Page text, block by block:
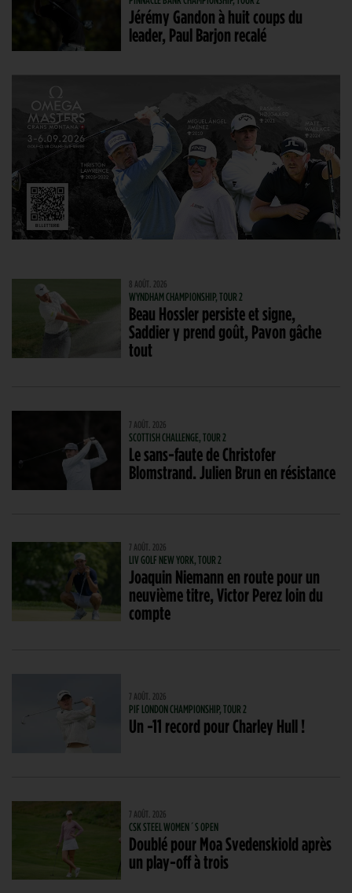
Jérémy Gandon à huit coups du
leader, Paul Barjon recalé
8 AOÛT. 2026
WYNDHAM CHAMPIONSHIP, TOUR 2
Beau Hossler persiste et signe,
Saddier y prend goût, Pavon gâche
tout
7 AOÛT. 2026
SCOTTISH CHALLENGE, TOUR 2
Le sans-faute de Christofer
Blomstrand. Julien Brun en résistance
7 AOÛT. 2026
LIV GOLF NEW YORK, TOUR 2
Joaquin Niemann en route pour un
neuvième titre, Victor Perez loin du
compte
7 AOÛT. 2026
PIF LONDON CHAMPIONSHIP, TOUR 2
Un -11 record pour Charley Hull !
7 AOÛT. 2026
CSK STEEL WOMEN´S OPEN
Doublé pour Moa Svedenskiold après
un play-off à trois